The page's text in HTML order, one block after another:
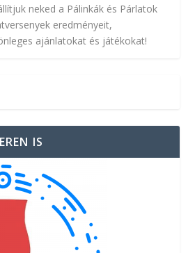
neked a Pálinkák és Párlatok
eredményeit,
ajánlatokat és játékokat!
IS